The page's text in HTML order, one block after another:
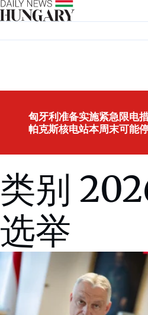
Skip to content
匈牙利准备实施紧急限电
帕克斯核电站本周末可能
类别
选举